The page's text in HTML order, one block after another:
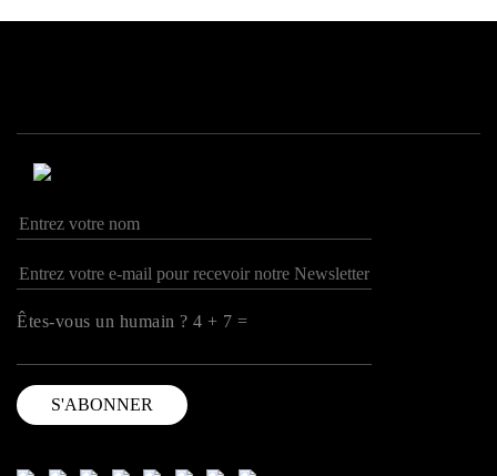
Êtes-vous un humain ? 4 + 7 =